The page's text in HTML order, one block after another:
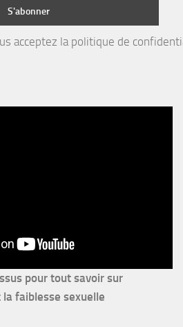
acceptez la politique de
pour tout savoir sur
faiblesse sexuelle